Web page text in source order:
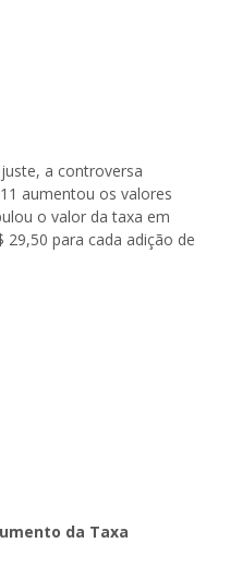
a controversa
aumentou os valores
o valor da taxa em
29,50 para cada adição de
da Taxa